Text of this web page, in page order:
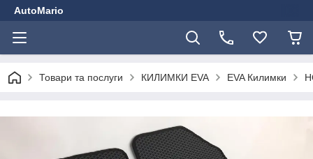
AutoMario
Товари та послуги КИЛИМКИ EVA EVA Килимки